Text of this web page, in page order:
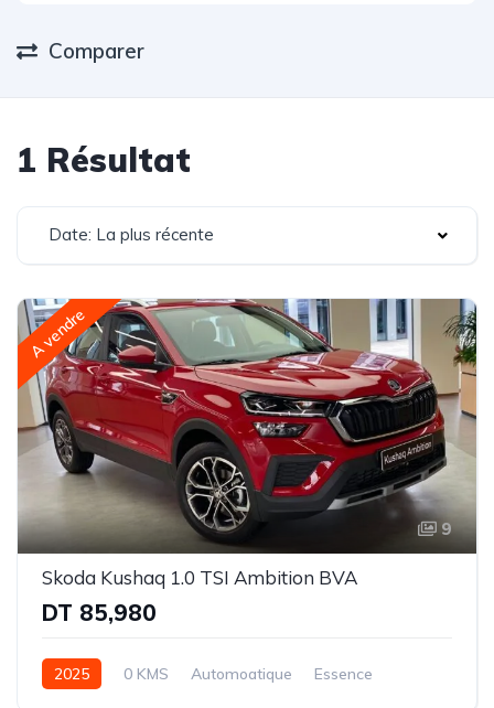
Comparer
1 Résultat
Date: La plus récente
A vendre
9
Skoda Kushaq 1.0 TSI Ambition BVA
DT 85,980
2025 0 KMS Automoatique
Essence